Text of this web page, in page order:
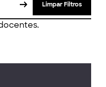
Limpar Filtros